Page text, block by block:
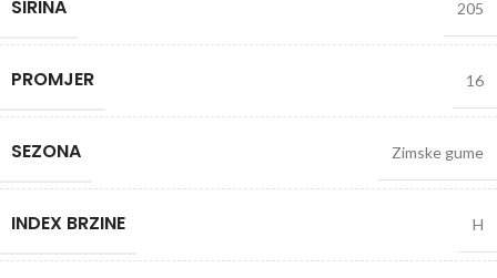
SIRINA 205
PROMJER 16
SEZONA Zimske gume
INDEX BRZINE H